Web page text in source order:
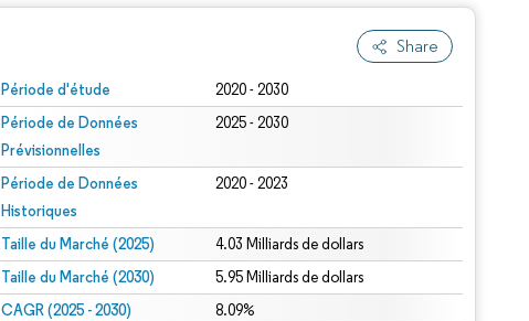
Share
Période d'étude 2020 - 2030
Période de Données
Prévisionnelles
2025 - 2030
Période de Données
Historiques
2020 - 2023
Taille du Marché (2025) 4.03 Milliards de dollars
Taille du Marché (2030) 5.95 Milliards de dollars
CAGR (2025 - 2030) 8.09%